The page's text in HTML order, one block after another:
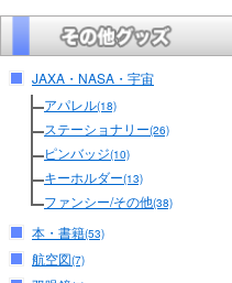
JAXA・NASA・宇宙
アパレル(18)
ステーショナリー(26)
ピンバッジ(10)
キーホルダー(13)
ファンシー/その他(38)
本・書籍(53)
航空図(7)